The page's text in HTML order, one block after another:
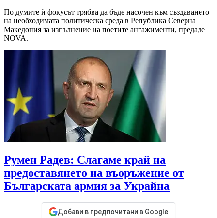
По думите ѝ фокусът трябва да бъде насочен към създаването
на необходимата политическа среда в Република Северна
Македония за изпълнение на поетите ангажименти, предаде
NOVA.
Румен Радев: Слагаме край на
предоставянето на въоръжение от
Българската армия за Украйна
Добави в предпочитани в Google